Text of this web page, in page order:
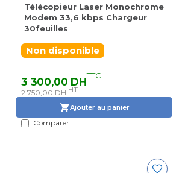
Télécopieur Laser Monochrome
Modem 33,6 kbps Chargeur
30feuilles
Non disponible
3 300,00 DHTTC
2 750,00 DH HT
Ajouter au panier
Comparer